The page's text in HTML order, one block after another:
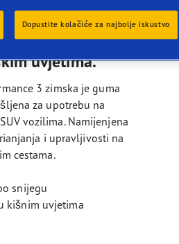
u različitim
uvjetima.
3 zimska je guma
za upotrebu na
vozilima. Namijenjena
i upravljivosti na
cestama.
snijegu
kišnim uvjetima
Dopustite kolačiće za najbolje iskustvo